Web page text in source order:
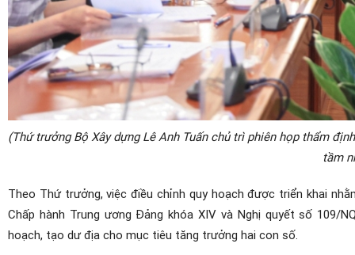
(Thứ trưởng Bộ Xây dựng Lê Anh Tuấn chủ trì phiên họp thẩm
tầm
Theo Thứ trưởng, việc điều chỉnh quy hoạch được triển khai
Chấp hành Trung ương Đảng khóa XIV và Nghị quyết số 109/
hoạch, tạo dư địa cho mục tiêu tăng trưởng hai con số.